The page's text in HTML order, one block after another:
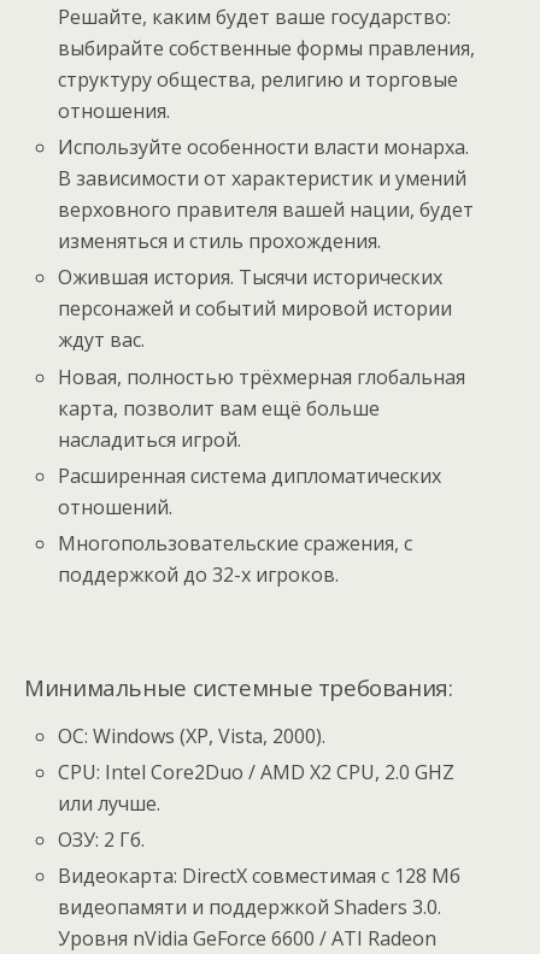
Решайте, каким будет ваше государство:
выбирайте собственные формы правления,
структуру общества, религию и торговые
отношения.
Используйте особенности власти монарха.
В зависимости от характеристик и умений
верховного правителя вашей нации, будет
изменяться и стиль прохождения.
Ожившая история. Тысячи исторических
персонажей и событий мировой истории
ждут вас.
Новая, полностью трёхмерная глобальная
карта, позволит вам ещё больше
насладиться игрой.
Расширенная система дипломатических
отношений.
Многопользовательские сражения, с
поддержкой до 32-х игроков.
Минимальные системные требования:
ОС: Windows (XP, Vista, 2000).
CPU: Intel Core2Duo / AMD X2 CPU, 2.0 GHZ
или лучше.
ОЗУ: 2 Гб.
Видеокарта: DirectX совместимая с 128 Мб
видеопамяти и поддержкой Shaders 3.0.
Уровня nVidia GeForce 6600 / ATI Radeon